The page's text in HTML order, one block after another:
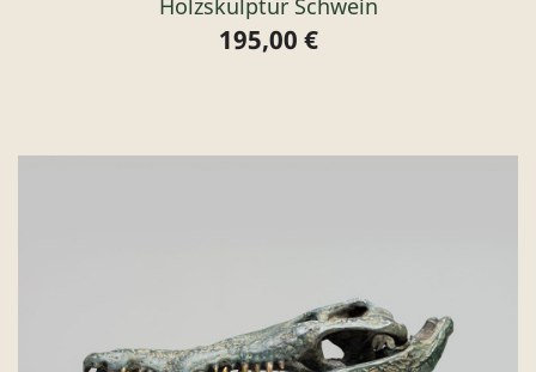
Preis
195,00 €